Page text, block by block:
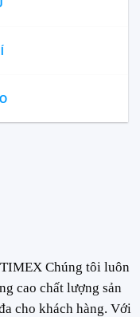
Chúng tôi luôn
cao chất lượng sản
cho khách hàng. Với